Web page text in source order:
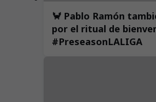
🦀 Pablo Ramón
por el ritual de
#PreseasonLALIGA